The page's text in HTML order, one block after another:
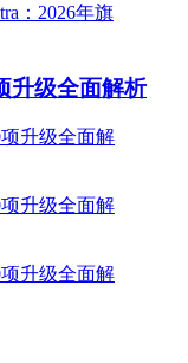
升级全面解析